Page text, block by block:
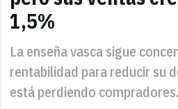
1,5%
La enseña vasca sigue
rentabilidad para reducir su
está perdiendo compradores.